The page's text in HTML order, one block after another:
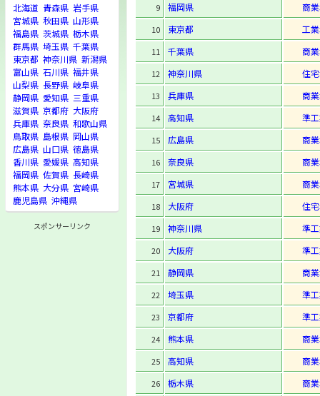
北海道 青森県 岩手県
宮城県 秋田県 山形県
福島県 茨城県 栃木県
群馬県 埼玉県 千葉県
東京都 神奈川県 新潟県
富山県 石川県 福井県
山梨県 長野県 岐阜県
静岡県 愛知県 三重県
滋賀県 京都府 大阪府
兵庫県 奈良県 和歌山県
鳥取県 島根県 岡山県
広島県 山口県 徳島県
香川県 愛媛県 高知県
福岡県 佐賀県 長崎県
熊本県 大分県 宮崎県
鹿児島県 沖縄県
スポンサーリンク
9 福岡県 商
10 東京都 工
11 千葉県 商
12 神奈川県 住
13 兵庫県 商
14 高知県 準
15 広島県 商
16 奈良県 商
17 宮城県 商
18 大阪府 住
19 神奈川県 準
20 大阪府 準
21 静岡県 商
22 埼玉県 準
23 京都府 準
24 熊本県 商
25 高知県 商
26 栃木県 商